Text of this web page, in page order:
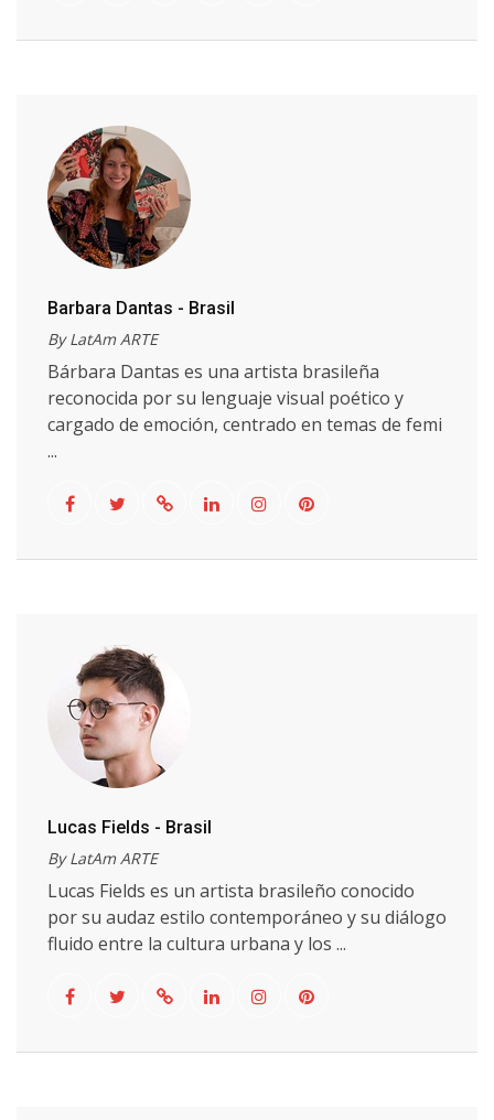
Barbara Dantas - Brasil
By LatAm ARTE
Bárbara Dantas es una artista brasileña
reconocida por su lenguaje visual poético y
cargado de emoción, centrado en temas de femi
...
Lucas Fields - Brasil
By LatAm ARTE
Lucas Fields es un artista brasileño conocido
por su audaz estilo contemporáneo y su diálogo
fluido entre la cultura urbana y los ...